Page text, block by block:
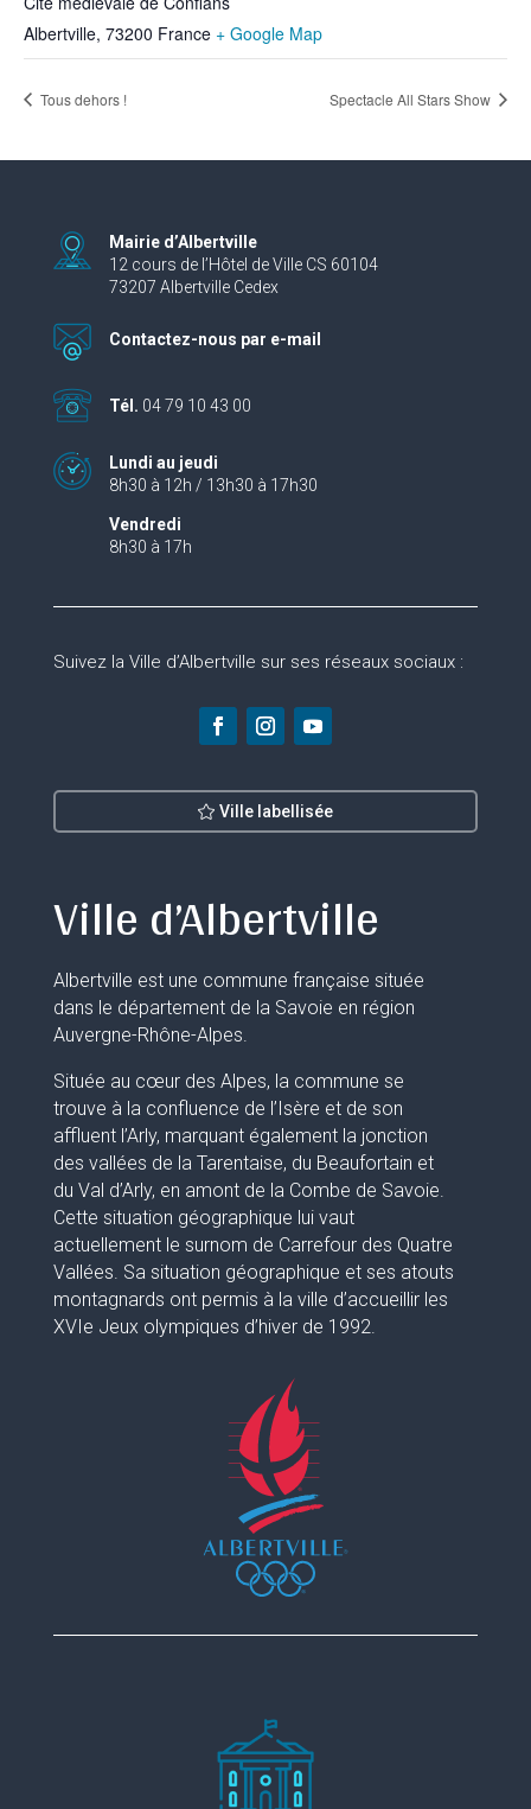
Albertville, 73200 France + Google Map
Tous dehors ! Spectacle All Stars Show
Mairie d’Albertville
12 cours de l’Hôtel de Ville CS 60104
73207 Albertville Cedex
Contactez-nous par e-mail
Tél. 04 79 10 43 00
Lundi au jeudi
8h30 à 12h / 13h30 à 17h30
Vendredi
8h30 à 17h
Suivez la Ville d’Albertville sur ses réseaux sociaux :
Ville labellisée
Ville d’Albertville
Albertville est une commune française située
dans le département de la Savoie en région
Auvergne-Rhône-Alpes.
Située au cœur des Alpes, la commune se
trouve à la confluence de l’Isère et de son
affluent l’Arly, marquant également la jonction
des vallées de la Tarentaise, du Beaufortain et
du Val d’Arly, en amont de la Combe de Savoie.
Cette situation géographique lui vaut
actuellement le surnom de Carrefour des Quatre
Vallées. Sa situation géographique et ses atouts
montagnards ont permis à la ville d’accueillir les
XVIe Jeux olympiques d’hiver de 1992.